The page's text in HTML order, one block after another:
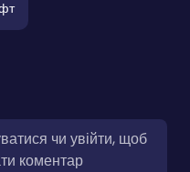
чи увійти, щоб
коментар